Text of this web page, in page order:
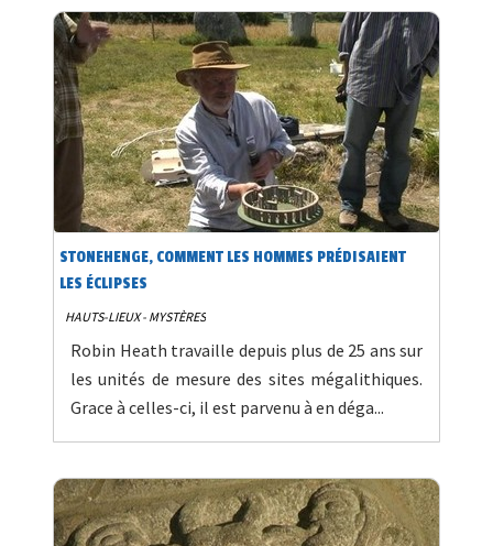
STONEHENGE, COMMENT LES HOMMES PRÉDISAIENT
LES ÉCLIPSES
HAUTS-LIEUX - MYSTÈRES
Robin Heath travaille depuis plus de 25 ans sur
les unités de mesure des sites mégalithiques.
Grace à celles-ci, il est parvenu à en déga...